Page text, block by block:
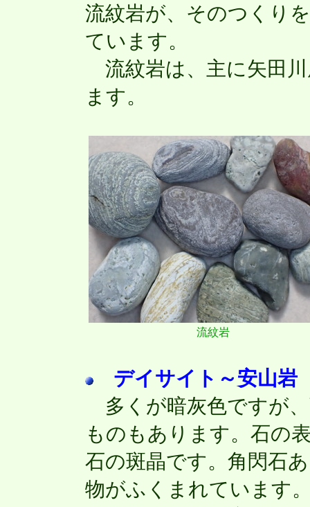
流紋岩が、そのつくり
ています。
流紋岩は、主に矢田
ます。
流紋岩
デイサイト～安山岩
多くが暗灰色ですが
ものもあります。石の
石の斑晶です。角閃石
物がふくまれています